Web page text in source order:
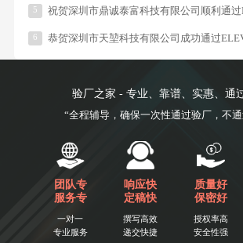
5 祝贺深圳市鼎诚泰富科技有限公司顺利通过
6 恭贺深圳市天堃科技有限公司成功通过
验厂之家 - 专业、靠谱、实惠、通
“全程辅导，确保一次性通过验厂，不
团队专
服务专
一对一
专业服务
响应快
定稿快
撰写高效
递交快捷
质量好
保密好
授权率高
安全性强